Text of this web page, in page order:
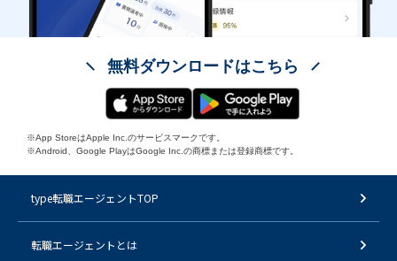
無料ダウンロードはこちら
※App StoreはApple Inc.のサービスマークです。
※Android、Google PlayはGoogle Inc.の商標または登録商標です。
type転職エージェントTOP
転職エージェントとは